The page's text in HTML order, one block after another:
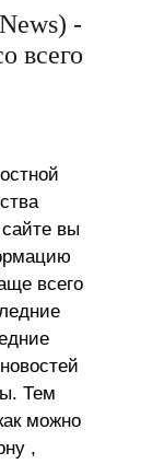
-
всего
вы
всего
Тем
можно
,